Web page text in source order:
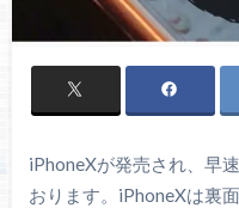
iPhoneXが発売され、早
おります。iPhoneXは裏